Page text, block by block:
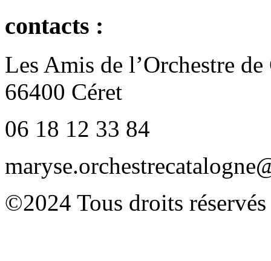
contacts :
Les Amis de l’Orchestre
66400 Céret
06 18 12 33 84
©2024 Tous droits